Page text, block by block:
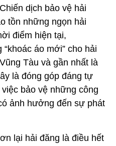
dịch bảo vệ hải
tồn những ngọn hải
điểm hiện tại,
áo mới” cho hải
Tàu và gần nhất là
là đóng góp đáng tự
bảo vệ những công
ảnh hưởng đến sự phát
lại hải đăng là điều hết